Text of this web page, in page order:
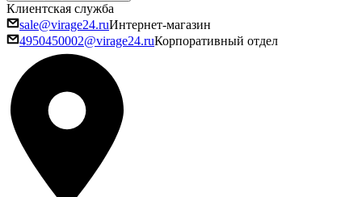
Клиентская служба
sale@virage24.ruИнтернет-магазин
4950450002@virage24.ruКорпоративный отдел